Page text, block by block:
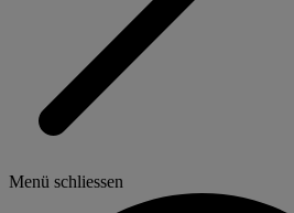
Menü schliessen